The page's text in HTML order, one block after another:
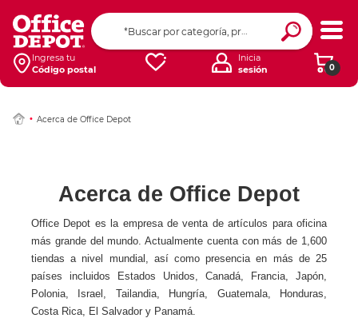
Ingresa tu
Código postal
0
Inicia
sesión
Acerca de Office Depot
Acerca de Office Depot
Office Depot es la empresa de venta de artículos para oficina
más grande del mundo. Actualmente cuenta con más de 1,600
tiendas a nivel mundial, así como presencia en más de 25
países incluidos Estados Unidos, Canadá, Francia, Japón,
Polonia, Israel, Tailandia, Hungría, Guatemala, Honduras,
Costa Rica, El Salvador y Panamá.